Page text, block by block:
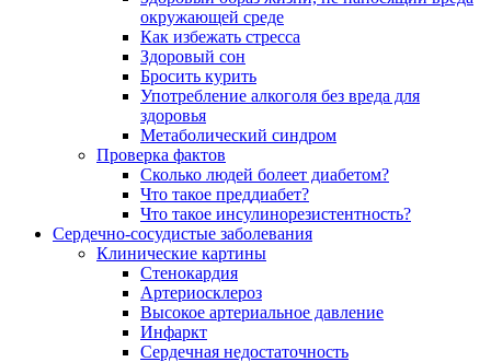
окружающей среде
Как избежать стресса
Здоровый сон
Бросить курить
Употребление алкоголя без вреда для
здоровья
Метаболический синдром
Проверка фактов
Сколько людей болеет диабетом?
Что такое преддиабет?
Что такое инсулинорезистентность?
Сердечно-сосудистые заболевания
Клинические картины
Стенокардия
Артериосклероз
Высокое артериальное давление
Инфаркт
Сердечная недостаточность